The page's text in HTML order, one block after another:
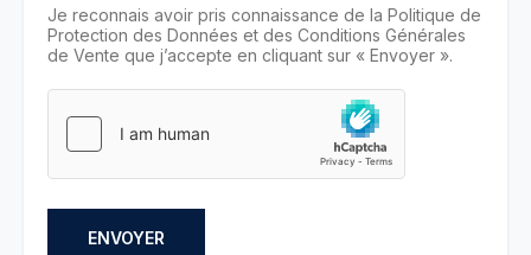
Je reconnais avoir pris connaissance de la Politique de
Protection des Données et des Conditions Générales
de Vente que j’accepte en cliquant sur « Envoyer ».
ENVOYER